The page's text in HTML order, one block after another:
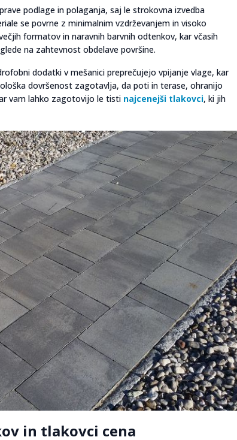
podlage in polaganja, saj le strokovna izvedba
se povrne z minimalnim vzdrževanjem in visoko
formatov in naravnih barvnih odtenkov, kar včasih
na zahtevnost obdelave površine.
dodatki v mešanici preprečujejo vpijanje vlage, kar
dovršenost zagotavlja, da poti in terase, ohranijo
vam lahko zagotovijo le tisti najcenejši tlakovci, ki jih
in tlakovci cena